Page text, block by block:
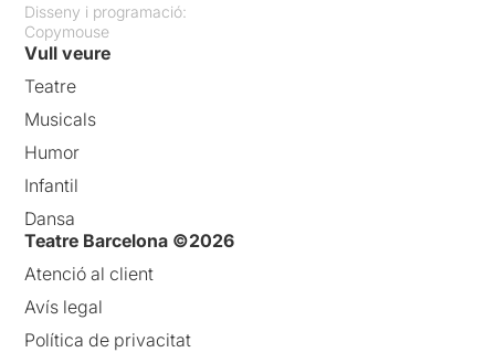
Disseny i programació:
Copymouse
Vull veure
Teatre
Musicals
Humor
Infantil
Dansa
Teatre Barcelona ©2026
Atenció al client
Avís legal
Política de privacitat